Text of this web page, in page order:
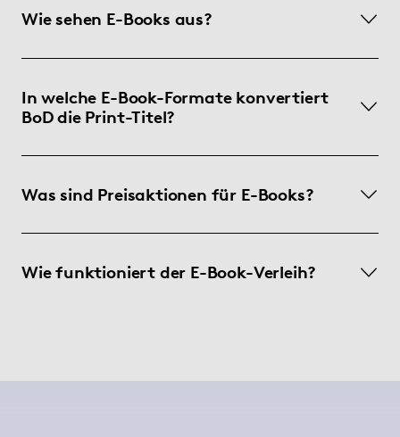
Wie sehen E-Books aus?
In welche E-Book-Formate konvertiert
BoD die Print-Titel?
Was sind Preisaktionen für E-Books?
Wie funktioniert der E-Book-Verleih?